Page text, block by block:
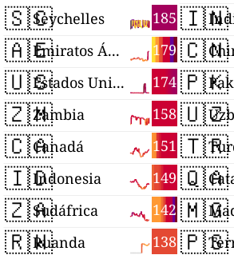
🇸🇨 185
Seychelles
🇦🇪 179
Emiratos Árabes Unidos
🇺🇸 174
Estados Unidos
🇿🇲 158
Zambia
🇨🇦 151
Canadá
🇮🇩 149
Indonesia
🇿🇦 142
Sudáfrica
🇷🇼 138
Ruanda
🇮🇳
🇨🇳
🇵🇰
🇺🇿
🇹🇷
🇶🇦
🇲🇬
🇵🇸